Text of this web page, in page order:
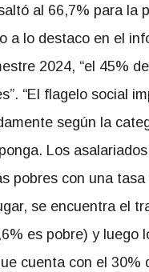
al 66,7% para la
a lo destaco en el
2024, “el 45%
“El flagelo social
según la
Los
pobres con una
se encuentra el
es pobre) y luego
cuenta con el 30%